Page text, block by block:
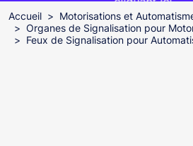
Accueil
Motorisations et
Organes de Signalisation pour
Feux de Signalisation pour